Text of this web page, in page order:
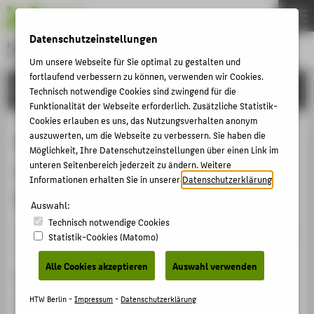
Hochschule für Technik und Wirtschaft Berlin
University of Applied Sciences
Menu
FORSCHUNG
Model development and Evaluation
of Integrated Change Management
Programmes in SME
Veranstaltungsbeitrag › Sonstiger Veranstaltungsbeitrag
› 2006
Veranstaltung
European Conference on Educational Research (ECER)
THEMEN
HOCHSCHULE
CAMPUS
STUDIUM
LEHRE
KARRIERE
INTERNATIONAL
INFORMATIONEN FÜR
Datenschutzeinstellungen
Um unsere Webseite für Sie optimal zu gestalten und
fortlaufend verbessern zu können, verwenden wir Cookies.
Technisch notwendige Cookies sind zwingend für die
Funktionalität der Webseite erforderlich. Zusätzliche Statistik-
Cookies erlauben es uns, das Nutzungsverhalten anonym
auszuwerten, um die Webseite zu verbessern. Sie haben die
Möglichkeit, Ihre Datenschutzeinstellungen über einen Link im
unteren Seitenbereich jederzeit zu ändern. Weitere
Informationen erhalten Sie in unsererDatenschutzerklärung
Auswahl:
Technisch notwendige Cookies
Statistik-Cookies (Matomo)
Alle Cookies akzeptieren Auswahl verwenden
HTW Berlin -Impressum- Datenschutzerklärung